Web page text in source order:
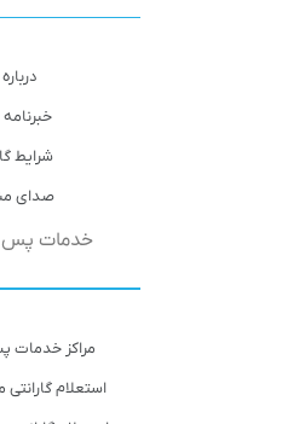
شرایط
صدای
خدمات پس
مراکز خدمات
استعلام